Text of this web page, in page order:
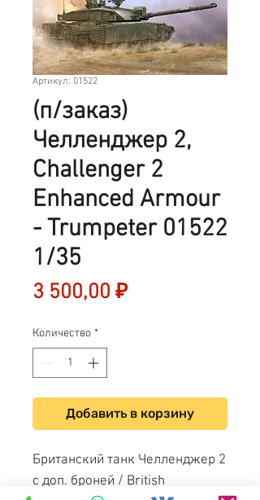
Артикул: 01522
(п/заказ)
Челленджер 2,
Challenger 2
Enhanced Armour
- Trumpeter 01522
1/35
3 500,00 ₽Цена
Количество *
Добавить в корзину
Британский танк Челленджер 2
с доп. броней / British